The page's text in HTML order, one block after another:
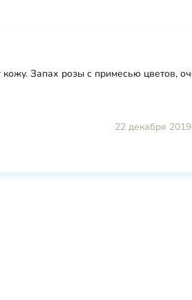
Запах розы с примесью цветов,
22 декабря